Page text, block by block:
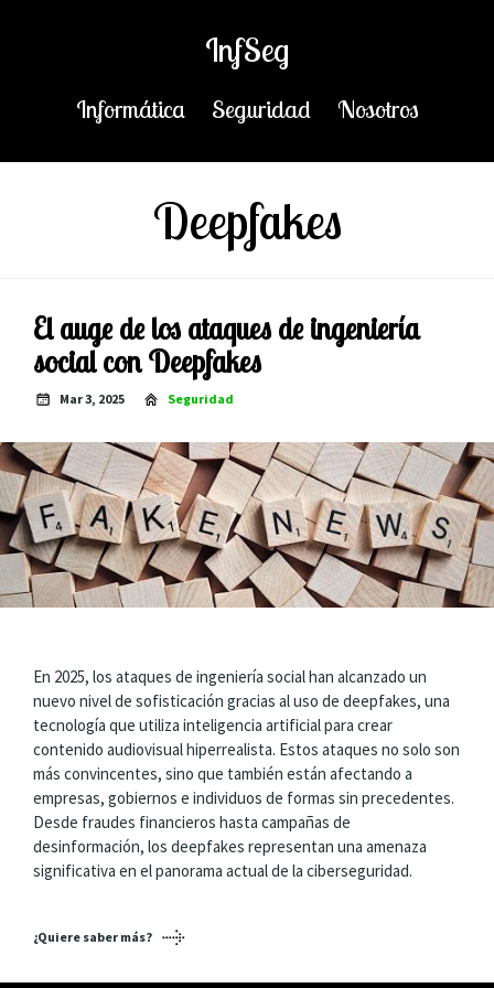
InfSeg
Informática Seguridad Nosotros
Deepfakes
El auge de los ataques de ingeniería
social con Deepfakes
Mar 3, 2025 Seguridad
En 2025, los ataques de ingeniería social han alcanzado un
nuevo nivel de sofisticación gracias al uso de deepfakes, una
tecnología que utiliza inteligencia artificial para crear
contenido audiovisual hiperrealista. Estos ataques no solo son
más convincentes, sino que también están afectando a
empresas, gobiernos e individuos de formas sin precedentes.
Desde fraudes financieros hasta campañas de
desinformación, los deepfakes representan una amenaza
significativa en el panorama actual de la ciberseguridad.
¿Quiere saber más?